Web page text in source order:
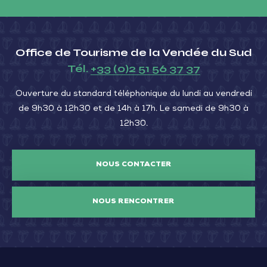
Office de Tourisme de la Vendée du Sud
Tél. +33 (0)2 51 56 37 37
Ouverture du standard téléphonique du lundi au vendredi
de 9h30 à 12h30 et de 14h à 17h. Le samedi de 9h30 à
12h30.
NOUS CONTACTER
NOUS RENCONTRER